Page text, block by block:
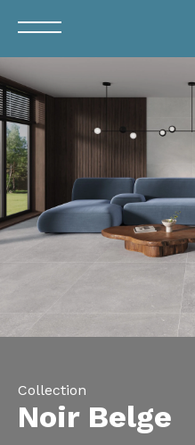
Collection
Noir Belge